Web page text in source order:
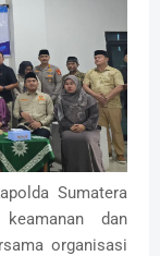
Sumatera
dan
organisasi